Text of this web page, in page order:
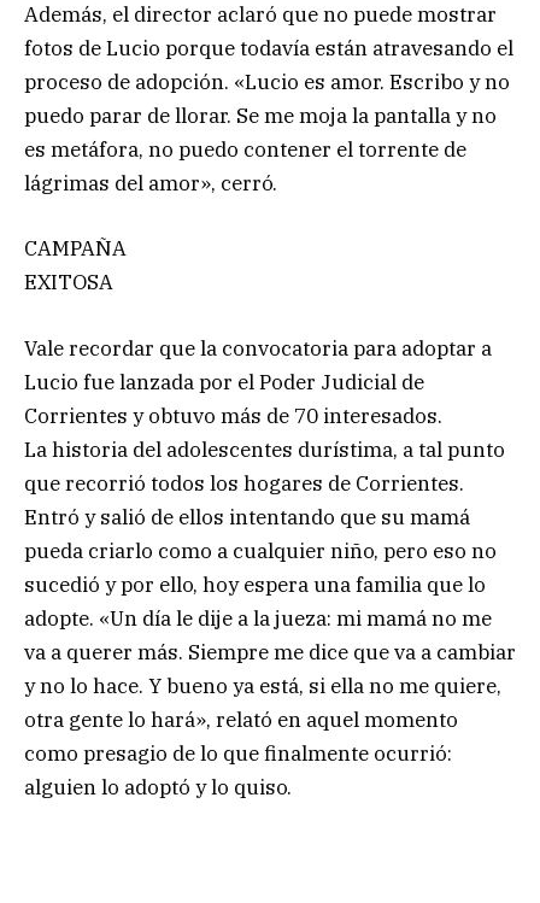
Además, el director aclaró que no puede mostrar
fotos de Lucio porque todavía están atravesando el
proceso de adopción. «Lucio es amor. Escribo y no
puedo parar de llorar. Se me moja la pantalla y no
es metáfora, no puedo contener el torrente de
lágrimas del amor», cerró.
CAMPAÑA
EXITOSA
Vale recordar que la convocatoria para adoptar a
Lucio fue lanzada por el Poder Judicial de
Corrientes y obtuvo más de 70 interesados.
La historia del adolescentes durístima, a tal punto
que recorrió todos los hogares de Corrientes.
Entró y salió de ellos intentando que su mamá
pueda criarlo como a cualquier niño, pero eso no
sucedió y por ello, hoy espera una familia que lo
adopte. «Un día le dije a la jueza: mi mamá no me
va a querer más. Siempre me dice que va a cambiar
y no lo hace. Y bueno ya está, si ella no me quiere,
otra gente lo hará», relató en aquel momento
como presagio de lo que finalmente ocurrió:
alguien lo adoptó y lo quiso.